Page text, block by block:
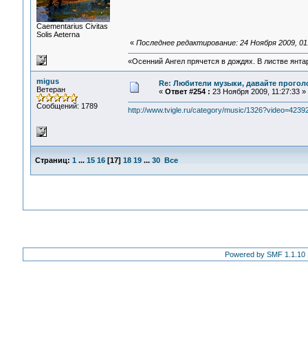
Сaementarius Civitas
Solis Aeterna
« Последнее редактирование: 24 Ноября 2009,
«Осенний Ангел прячется в дождях. В листве
migus
Ветеран
Сообщений: 1789
Re: Любители музыки, давайте
« Ответ #254 : 23 Ноября 2009, 11:27:33 »
http://www.tvigle.ru/category/music/
Страниц: 1 ... 15 16[17] 18 19 ... 30 Все
Powered by SMF 1.1.10